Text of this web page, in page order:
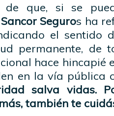
de que, si se
Seguros ha
el sentido
permanente, de
hace hincapié
en la vía pública
salva vidas.
también te